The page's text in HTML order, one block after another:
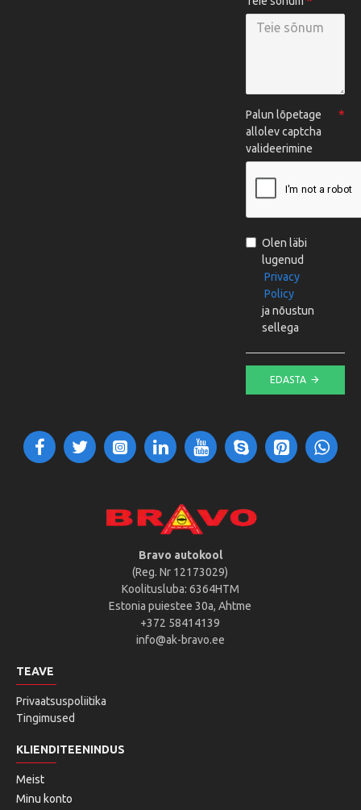
Palun lõpetage
allolev captcha
valideerimine
Olen läbi
lugenud
Privacy
Policy
ja nõustun
sellega
EDASTA
Bravo autokool
(Reg. Nr 12173029)
Koolitusluba: 6364HTM
Estonia puiestee 30a, Ahtme
+372 58414139
info@ak-bravo.ee
TEAVE
Privaatsuspoliitika
Tingimused
KLIENDITEENINDUS
Meist
Minu konto